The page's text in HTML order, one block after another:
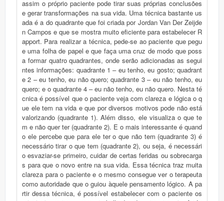
assim o próprio paciente pode tirar suas próprias conclusões
e gerar transformações na sua vida. Uma técnica bastante us
ada é a do quadrante que foi criada por Jordan Van Der Zeijde
n Campos e que se mostra muito eficiente para estabelecer R
apport. Para realizar a técnica, pede-se ao paciente que pegu
e uma folha de papel e que faça uma cruz de modo que poss
a formar quatro quadrantes, onde serão adicionadas as segui
ntes informações: quadrante 1 – eu tenho, eu gosto; quadrant
e 2 – eu tenho, eu não quero; quadrante 3 – eu não tenho, eu
quero; e o quadrante 4 – eu não tenho, eu não quero. Nesta té
cnica é possível que o paciente veja com clareza e lógica o q
ue ele tem na vida e que por diversos motivos pode não está
valorizando (quadrante 1). Além disso, ele visualiza o que te
m e não quer ter (quadrante 2). E o mais interessante é quand
o ele percebe que para ele ter o que não tem (quadrante 3) é
necessário tirar o que tem (quadrante 2), ou seja, é necessári
o esvaziar-se primeiro, cuidar de certas feridas ou sobrecarga
s para que o novo entre na sua vida. Essa técnica traz muita
clareza para o paciente e o mesmo consegue ver o terapeuta
como autoridade que o guiou àquele pensamento lógico. A pa
rtir dessa técnica, é possível estabelecer com o paciente os